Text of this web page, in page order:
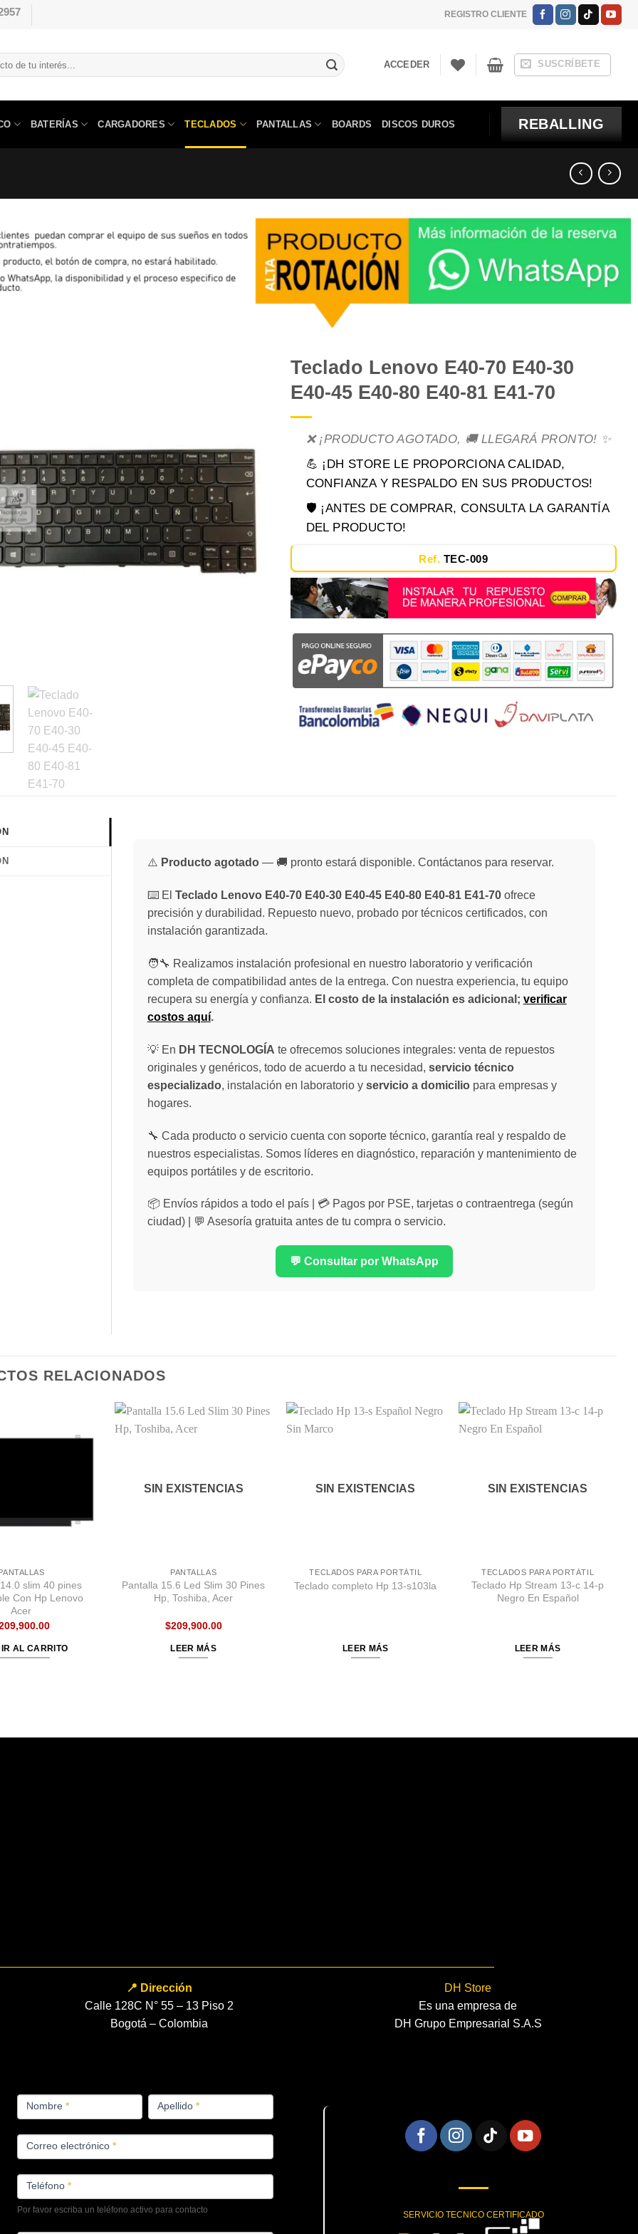
REGISTRO CLIENTE
ACCEDER SUSCRÍBETE
BATERÍAS CARGADORES TECLADOS PANTALLAS BOARDS DISCOS DUROS REBALLING
Teclado Lenovo E40-70 E40-30
E40-45 E40-80 E40-81 E41-70
❌ ¡PRODUCTO AGOTADO, 🚚 LLEGARÁ PRONTO! ✨
💪 ¡DH STORE LE PROPORCIONA CALIDAD,
CONFIANZA Y RESPALDO EN SUS PRODUCTOS!
🛡️ ¡ANTES DE COMPRAR, CONSULTA LA GARANTÍA
DEL PRODUCTO!
Ref. TEC-009
⚠️ Producto agotado— 🚚 pronto estará disponible. Contáctanos para reservar.
⌨️ El Teclado Lenovo E40-70 E40-30 E40-45 E40-80 E40-81 E41-70ofrece
precisión y durabilidad. Repuesto nuevo, probado por técnicos certificados, con
instalación garantizada.
🧑‍🔧 Realizamos instalación profesional en nuestro laboratorio y verificación
completa de compatibilidad antes de la entrega. Con nuestra experiencia, tu equipo
recupera su energía y confianza. El costo de la instalación es adicional; verificar
costos aquí.
💡 En DH TECNOLOGÍA te ofrecemos soluciones integrales: venta de repuestos
originales y genéricos, todo de acuerdo a tu necesidad, servicio técnico
especializado, instalación en laboratorio y servicio a domiciliopara empresas y
hogares.
🔧 Cada producto o servicio cuenta con soporte técnico, garantía real y respaldo de
nuestros especialistas. Somos líderes en diagnóstico, reparación y mantenimiento de
equipos portátiles y de escritorio.
📦 Envíos rápidos a todo el país | 💳 Pagos por PSE, tarjetas o contraentrega (según
ciudad) | 💬 Asesoría gratuita antes de tu compra o servicio.
💬 Consultar por WhatsApp
RELACIONADOS
Comprar
PANTALLAS
slim 40 pines
Con Hp Lenovo
Acer
AL CARRITO
SIN EXISTENCIAS
PANTALLAS
Pantalla 15.6 Led Slim 30 Pines
Hp, Toshiba, Acer
$209,900.00
LEER MÁS
SIN EXISTENCIAS
TECLADOS PARA PORTÁTIL
Teclado completo Hp 13-s103la
LEER MÁS
SIN EXISTENCIAS
TECLADOS PARA PORTÁTIL
Teclado Hp Stream 13-c 14-p
Negro En Español
LEER MÁS
📍 Dirección
Calle 128C N° 55 – 13 Piso 2
Bogotá – Colombia
DH Store
Es una empresa de
DH Grupo Empresarial S.A.S
PRODUCTOS
Nombre * Apellido *
Correo electrónico *
Teléfono *
Por favor escriba un teléfono activo para contacto SERVICIO TECNICO CERTIFICADO